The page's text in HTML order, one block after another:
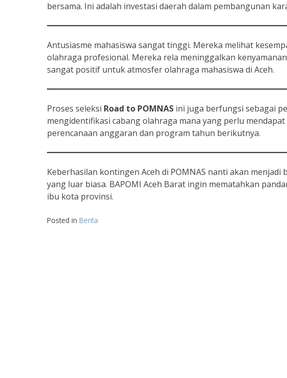
bersama. Ini adalah investasi daerah dalam pembangunan
Antusiasme mahasiswa sangat tinggi. Mereka melihat
olahraga profesional. Mereka rela meninggalkan
sangat positif untuk atmosfer olahraga mahasiswa di Aceh.
Proses seleksi Road to POMNAS ini juga berfungsi sebagai
mengidentifikasi cabang olahraga mana yang perlu
perencanaan anggaran dan program tahun berikutnya.
Keberhasilan kontingen Aceh di POMNAS nanti akan
yang luar biasa. BAPOMI Aceh Barat ingin mematahkan
ibu kota provinsi.
Posted in Berita